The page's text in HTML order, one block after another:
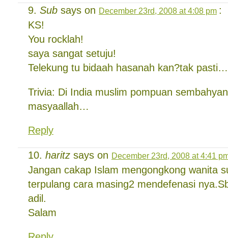
Sub says on December 23rd, 2008 at 4:08 pm :
KS!
You rocklah!
saya sangat setuju!
Telekung tu bidaah hasanah kan?tak
Trivia: Di India muslim pompuan
masyaallah…
Reply
haritz says on December 23rd, 2008 at 4:41
Jangan cakap Islam mengongkong wanita
terpulang cara masing2 mendefenasi
adil.
Salam